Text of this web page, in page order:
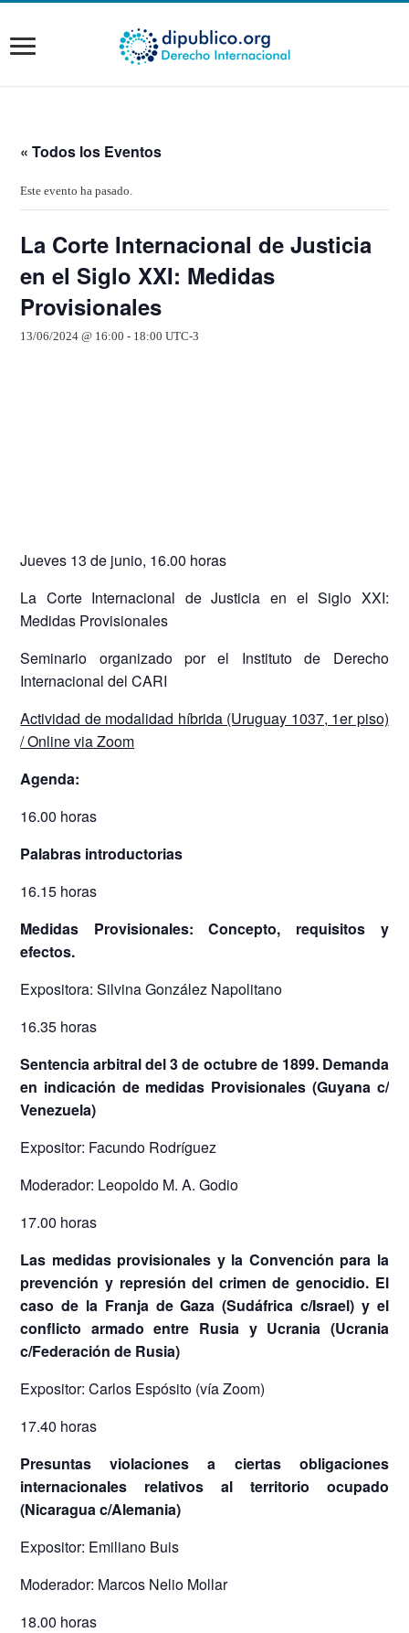
« Todos los Eventos
Este evento ha pasado.
La Corte Internacional de Justicia
en el Siglo XXI: Medidas
Provisionales
13/06/2024 @ 16:00 - 18:00 UTC-3
Jueves 13 de junio, 16.00 horas
La Corte Internacional de Justicia en el Siglo XXI:
Medidas Provisionales
Seminario organizado por el Instituto de Derecho
Internacional del CARI
Actividad de modalidad híbrida (Uruguay 1037, 1er piso)
/ Online via Zoom
Agenda:
16.00 horas
Palabras introductorias
16.15 horas
Medidas Provisionales: Concepto, requisitos y
efectos.
Expositora: Silvina González Napolitano
16.35 horas
Sentencia arbitral del 3 de octubre de 1899. Demanda
en indicación de medidas Provisionales (Guyana c/
Venezuela)
Expositor: Facundo Rodríguez
Moderador: Leopoldo M. A. Godio
17.00 horas
Las medidas provisionales y la Convención para la
prevención y represión del crimen de genocidio. El
caso de la Franja de Gaza (Sudáfrica c/Israel) y el
conflicto armado entre Rusia y Ucrania (Ucrania
c/Federación de Rusia)
Expositor: Carlos Espósito (vía Zoom)
17.40 horas
Presuntas violaciones a ciertas obligaciones
internacionales relativos al territorio ocupado
(Nicaragua c/Alemania)
Expositor: Emiliano Buis
Moderador: Marcos Nelio Mollar
18.00 horas